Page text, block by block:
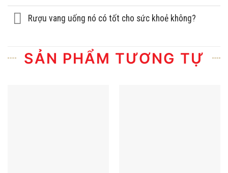
Rượu vang uống nó có tốt cho sức khoẻ không?
SẢN PHẨM TƯƠNG TỰ